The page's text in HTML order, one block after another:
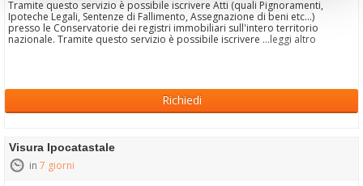
Tramite questo servizio è possibile iscrivere Atti (quali Pignoramenti,
Ipoteche Legali, Sentenze di Fallimento, Assegnazione di beni etc...)
presso le Conservatorie dei registri immobiliari sull'intero territorio
nazionale. Tramite questo servizio è possibile iscrivere ...leggi altro
Richiedi
Visura Ipocatastale
in 7 giorni